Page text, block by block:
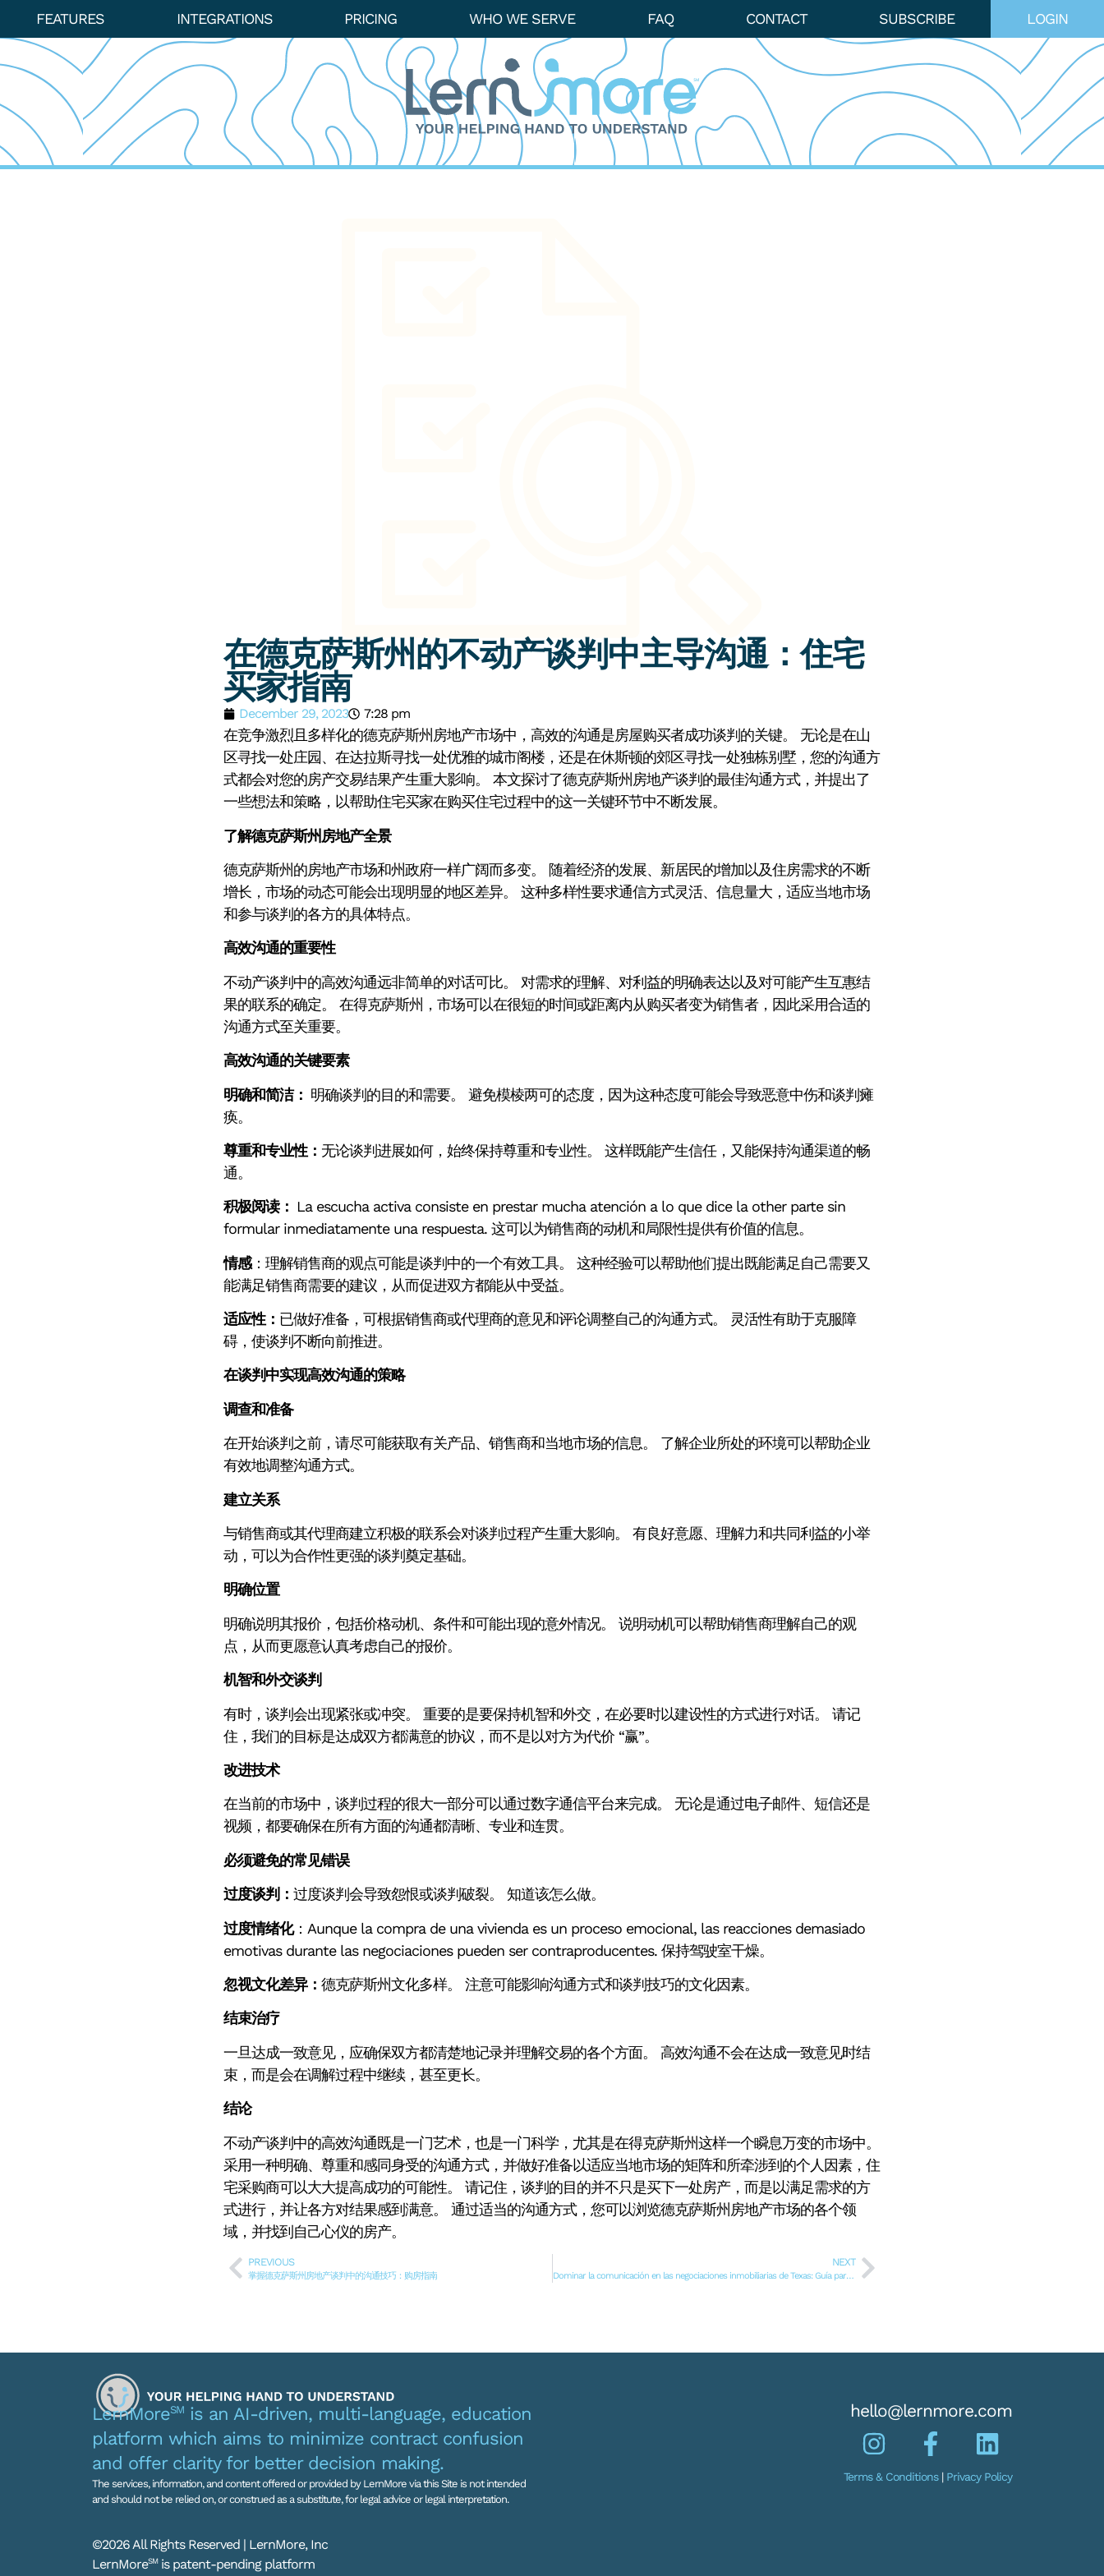
FEATURES INTEGRATIONS PRICING WHO WE SERVE FAQ CONTACT SUBSCRIBE LOGIN
在德克萨斯州的不动产谈判中主导沟通：住宅
买家指南
December 29, 2023 7:28 pm
在竞争激烈且多样化的德克萨斯州房地产市场中，高效的沟通是房屋购买者成功谈判的关键。 无论是在山
区寻找一处庄园、在达拉斯寻找一处优雅的城市阁楼，还是在休斯顿的郊区寻找一处独栋别墅，您的沟通方
式都会对您的房产交易结果产生重大影响。 本文探讨了德克萨斯州房地产谈判的最佳沟通方式，并提出了
一些想法和策略，以帮助住宅买家在购买住宅过程中的这一关键环节中不断发展。
了解德克萨斯州房地产全景
德克萨斯州的房地产市场和州政府一样广阔而多变。 随着经济的发展、新居民的增加以及住房需求的不断
增长，市场的动态可能会出现明显的地区差异。 这种多样性要求通信方式灵活、信息量大，适应当地市场
和参与谈判的各方的具体特点。
高效沟通的重要性
不动产谈判中的高效沟通远非简单的对话可比。 对需求的理解、对利益的明确表达以及对可能产生互惠结
果的联系的确定。 在得克萨斯州，市场可以在很短的时间或距离内从购买者变为销售者，因此采用合适的
沟通方式至关重要。
高效沟通的关键要素
明确和简洁： 明确谈判的目的和需要。 避免模棱两可的态度，因为这种态度可能会导致恶意中伤和谈判瘫
痪。
尊重和专业性： 无论谈判进展如何，始终保持尊重和专业性。 这样既能产生信任，又能保持沟通渠道的畅
通。
积极阅读： La escucha activa consiste en prestar mucha atención a lo que dice la other parte sin
formular inmediatamente una respuesta. 这可以为销售商的动机和局限性提供有价值的信息。
情感：理解销售商的观点可能是谈判中的一个有效工具。 这种经验可以帮助他们提出既能满足自己需要又
能满足销售商需要的建议，从而促进双方都能从中受益。
适应性： 已做好准备，可根据销售商或代理商的意见和评论调整自己的沟通方式。 灵活性有助于克服障
碍，使谈判不断向前推进。
在谈判中实现高效沟通的策略
调查和准备
在开始谈判之前，请尽可能获取有关产品、销售商和当地市场的信息。 了解企业所处的环境可以帮助企业
有效地调整沟通方式。
建立关系
与销售商或其代理商建立积极的联系会对谈判过程产生重大影响。 有良好意愿、理解力和共同利益的小举
动，可以为合作性更强的谈判奠定基础。
明确位置
明确说明其报价，包括价格动机、条件和可能出现的意外情况。 说明动机可以帮助销售商理解自己的观
点，从而更愿意认真考虑自己的报价。
机智和外交谈判
有时，谈判会出现紧张或冲突。 重要的是要保持机智和外交，在必要时以建设性的方式进行对话。 请记
住，我们的目标是达成双方都满意的协议，而不是以对方为代价 “赢”。
改进技术
在当前的市场中，谈判过程的很大一部分可以通过数字通信平台来完成。 无论是通过电子邮件、短信还是
视频，都要确保在所有方面的沟通都清晰、专业和连贯。
必须避免的常见错误
过度谈判： 过度谈判会导致怨恨或谈判破裂。 知道该怎么做。
过度情绪化：Aunque la compra de una vivienda es un proceso emocional, las reacciones demasiado
emotivas durante las negociaciones pueden ser contraproducentes. 保持驾驶室干燥。
忽视文化差异： 德克萨斯州文化多样。 注意可能影响沟通方式和谈判技巧的文化因素。
结束治疗
一旦达成一致意见，应确保双方都清楚地记录并理解交易的各个方面。 高效沟通不会在达成一致意见时结
束，而是会在调解过程中继续，甚至更长。
结论
不动产谈判中的高效沟通既是一门艺术，也是一门科学，尤其是在得克萨斯州这样一个瞬息万变的市场中。
采用一种明确、尊重和感同身受的沟通方式，并做好准备以适应当地市场的矩阵和所牵涉到的个人因素，住
宅采购商可以大大提高成功的可能性。 请记住，谈判的目的并不只是买下一处房产，而是以满足需求的方
式进行，并让各方对结果感到满意。 通过适当的沟通方式，您可以浏览德克萨斯州房地产市场的各个领
域，并找到自己心仪的房产。
PREVIOUS
掌握德克萨斯州房地产谈判中的沟通技巧：购房指南
NEXT
Dominar la comunicación en las negociaciones inmobiliarias de Texas: Guía para compradores de vivienda
LernMoreSM is an AI-driven, multi-language, education
platform which aims to minimize contract confusion
and offer clarity for better decision making.
The services, information, and content offered or provided by LernMore via this Site is not intended
and should not be relied on, or construed as a substitute, for legal advice or legal interpretation.
hello@lernmore.com
Terms & Conditions| Privacy Policy
©2026 All Rights Reserved | LernMore, Inc
LernMoreSMis patent-pending platform